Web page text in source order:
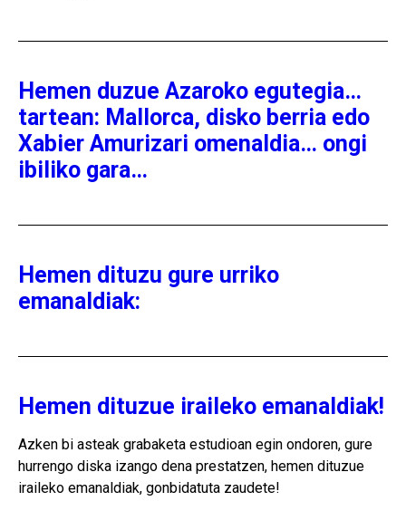
Hemen duzue Azaroko egutegia…
tartean: Mallorca, disko berria edo
Xabier Amurizari omenaldia… ongi
ibiliko gara…
Hemen dituzu gure urriko
emanaldiak:
Hemen dituzue iraileko emanaldiak!
Azken bi asteak grabaketa estudioan egin ondoren, gure
hurrengo diska izango dena prestatzen, hemen dituzue
iraileko emanaldiak, gonbidatuta zaudete!